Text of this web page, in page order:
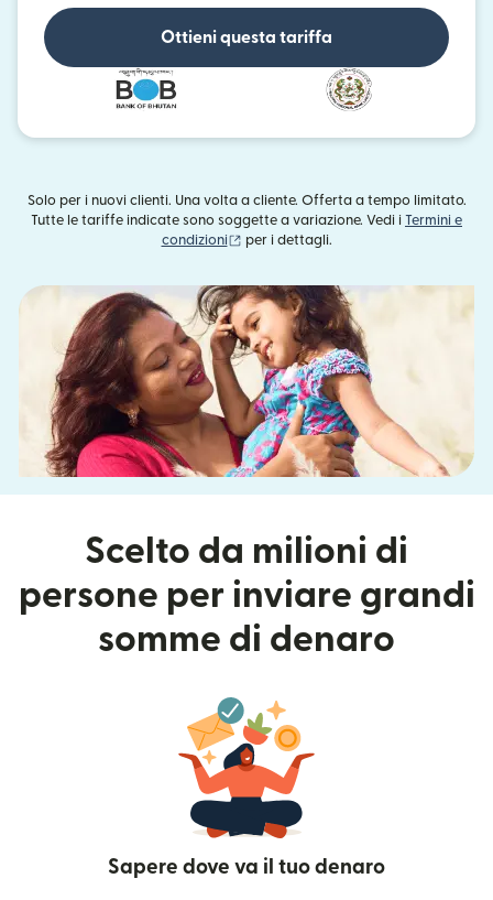
Ottieni questa tariffa
Solo per i nuovi clienti. Una volta a cliente. Offerta a tempo limitato.
Tutte le tariffe indicate sono soggette a variazione. Vedi i Termini e
condizioni
(si apre in una nuova finestra)
per i dettagli.
Scelto da milioni di
persone per inviare grandi
somme di denaro
Sapere dove va il tuo denaro